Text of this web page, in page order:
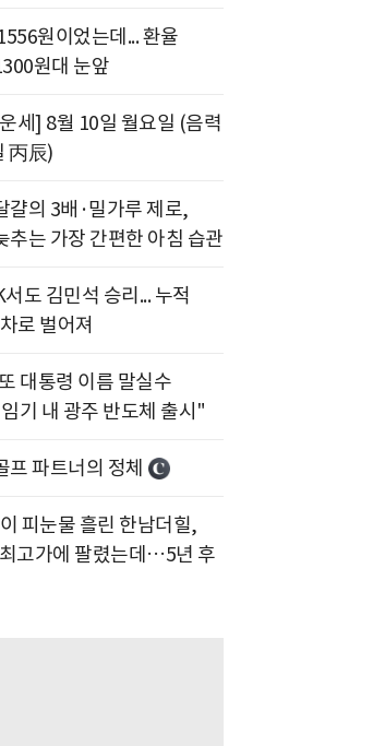
원이었는데... 환율
원대 눈앞
세] 8월 10일 월요일 (음력
丙辰)
걀의 3배·밀가루 제로,
추는 가장 간편한 아침 습관
도 김민석 승리... 누적
로 벌어져
대통령 이름 말실수
기 내 광주 반도체 출시"
프 파트너의 정체
피눈물 흘린 한남더힐,
고가에 팔렸는데…5년 후